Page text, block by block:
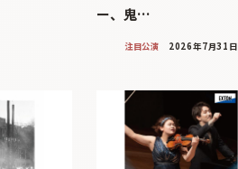
ー、鬼…
注目公演 2026年7月31日